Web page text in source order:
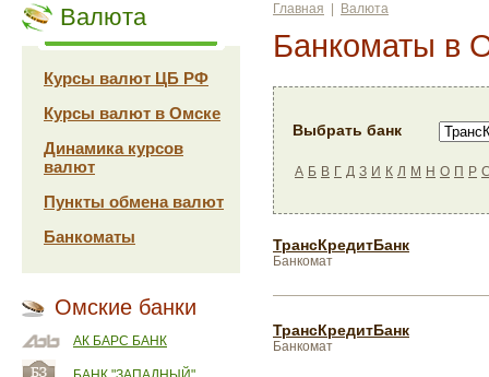
Валюта
Курсы валют ЦБ РФ
Курсы валют в Омске
Динамика курсов
валют
Пункты обмена валют
Банкоматы
Омские банки
АК БАРС БАНК
Главная Валюта
Банкоматы в
Выбрать банк
А Б В Г Д З И К Л М Н О П Р
ТрансКредитБанк
Банкомат
ТрансКредитБанк
Банкомат